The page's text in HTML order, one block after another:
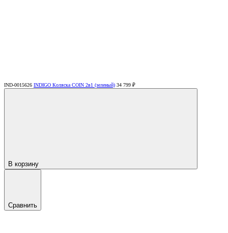
IND-0015626 INDIGO Коляска COIN 2в1 (зеленый) 34 799 ₽
В корзину
Сравнить